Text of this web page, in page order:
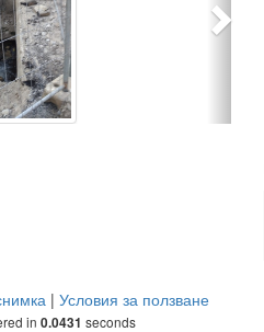
| Условия за ползване
in 0.0431 seconds